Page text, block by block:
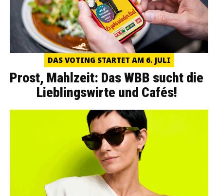
DAS VOTING STARTET AM 6. JULI
Prost, Mahlzeit: Das WBB sucht die
Lieblingswirte und Cafés!